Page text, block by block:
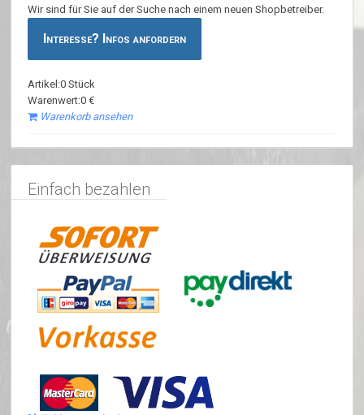
Wir sind für Sie auf der Suche nach einem neuen Shopbetreiber.
Interesse? Infos anfordern
Artikel:0 Stück
Warenwert:0 €
Warenkorb ansehen
Einfach bezahlen